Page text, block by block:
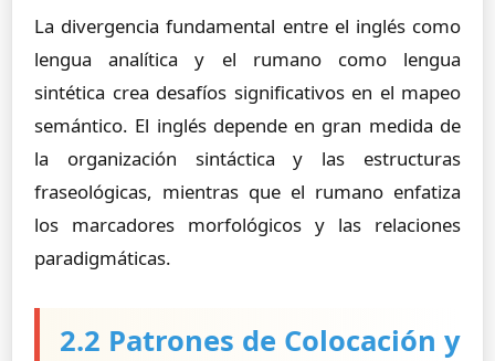
La divergencia fundamental entre el inglés como
lengua analítica y el rumano como lengua
sintética crea desafíos significativos en el mapeo
semántico. El inglés depende en gran medida de
la organización sintáctica y las estructuras
fraseológicas, mientras que el rumano enfatiza
los marcadores morfológicos y las relaciones
paradigmáticas.
2.2 Patrones de Colocación y